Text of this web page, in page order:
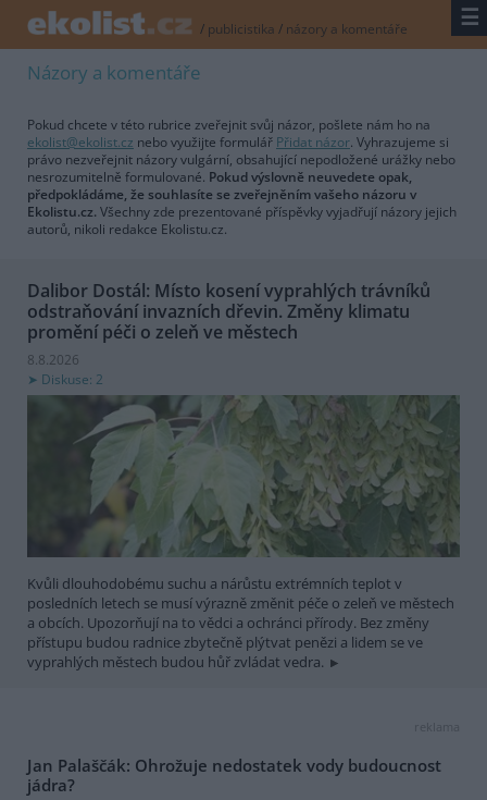
/ publicistika / názory a komentáře ☰
Názory a komentáře
Pokud chcete v této rubrice zveřejnit svůj názor, pošlete nám ho na
ekolist@ekolist.cz nebo využijte formulář Přidat názor. Vyhrazujeme si
právo nezveřejnit názory vulgární, obsahující nepodložené urážky nebo
nesrozumitelně formulované. Pokud výslovně neuvedete opak,
předpokládáme, že souhlasíte se zveřejněním vašeho názoru v
Ekolistu.cz. Všechny zde prezentované příspěvky vyjadřují názory jejich
autorů, nikoli redakce Ekolistu.cz.
Dalibor Dostál: Místo kosení vyprahlých trávníků
odstraňování invazních dřevin. Změny klimatu
promění péči o zeleň ve městech
8.8.2026
Diskuse: 2
Kvůli dlouhodobému suchu a nárůstu extrémních teplot v
posledních letech se musí výrazně změnit péče o zeleň ve městech
a obcích. Upozorňují na to vědci a ochránci přírody. Bez změny
přístupu budou radnice zbytečně plýtvat penězi a lidem se ve
vyprahlých městech budou hůř zvládat vedra.
reklama
Jan Palaščák: Ohrožuje nedostatek vody budoucnost
jádra?